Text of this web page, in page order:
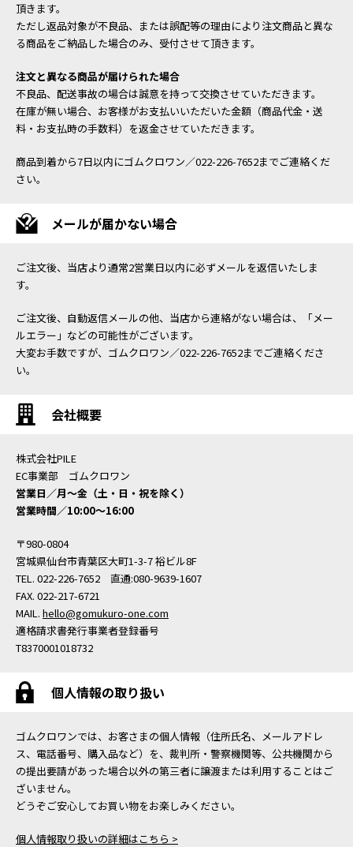
頂きます。
ただし返品対象が不良品、または誤配等の理由により注文商品と異な
る商品をご納品した場合のみ、受付させて頂きます。
注文と異なる商品が届けられた場合
不良品、配送事故の場合は誠意を持って交換させていただきます。
在庫が無い場合、お客様がお支払いいただいた金額（商品代金・送
料・お支払時の手数料）を返金させていただきます。
商品到着から7日以内にゴムクロワン／022-226-7652までご連絡くだ
さい。
メールが届かない場合
ご注文後、当店より通常2営業日以内に必ずメールを返信いたしま
す。
ご注文後、自動返信メールの他、当店から連絡がない場合は、「メー
ルエラー」などの可能性がございます。
大変お手数ですが、ゴムクロワン／022-226-7652までご連絡くださ
い。
会社概要
株式会社PILE
EC事業部 ゴムクロワン
営業日／月〜金（土・日・祝を除く）
営業時間／10:00〜16:00
〒980-0804
宮城県仙台市青葉区大町1-3-7 裕ビル8F
TEL. 022-226-7652 直通:080-9639-1607
FAX. 022-217-6721
MAIL. hello@gomukuro-one.com
適格請求書発行事業者登録番号
T8370001018732
個人情報の取り扱い
ゴムクロワンでは、お客さまの個人情報（住所氏名、メールアドレ
ス、電話番号、購入品など）を、裁判所・警察機関等、公共機関から
の提出要請があった場合以外の第三者に譲渡または利用することはご
ざいません。
どうぞご安心してお買い物をお楽しみください。
個人情報取り扱いの詳細はこちら >